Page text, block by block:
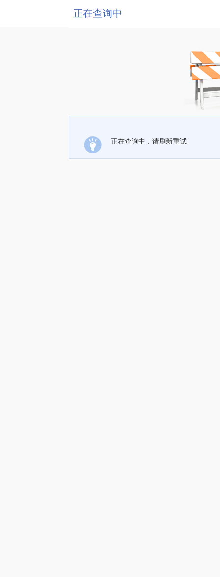
正在查询中
正在查询中，请刷新重试